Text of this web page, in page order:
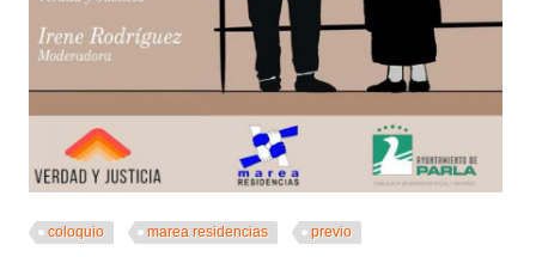
coloquio marea residencias previo